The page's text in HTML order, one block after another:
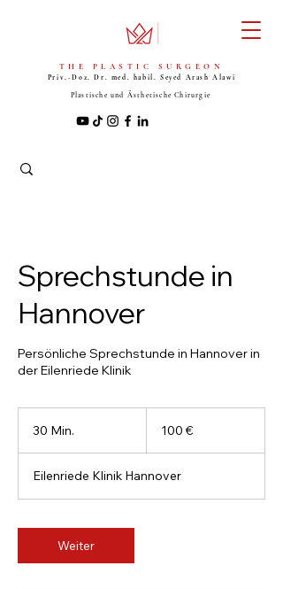
THE PLASTIC SURGEON
Priv.-Doz. Dr. med. habil. Seyed Arash Alawi
Plastische und Ästhetische Chirurgie
Sprechstunde in
Hannover
Persönliche Sprechstunde in Hannover in
der Eilenriede Klinik
30 Min.
i
n
100 €
Eilenriede Klinik Hannover
Weiter